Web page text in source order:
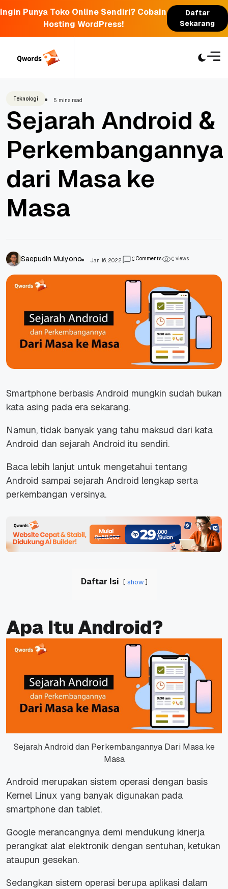
Ingin Punya Toko Online Sendiri? Cobain
Hosting WordPress!
Daftar
Sekarang
Teknologi 5 mins read
Sejarah Android &
Perkembangannya
dari Masa ke
Masa
Saepudin Mulyono Jan 16, 2022 0Comments 0views
Smartphone berbasis Android mungkin sudah bukan
kata asing pada era sekarang.
Namun, tidak banyak yang tahu maksud dari kata
Android dan sejarah Android itu sendiri.
Baca lebih lanjut untuk mengetahui tentang
Android sampai sejarah Android lengkap serta
perkembangan versinya.
Daftar Isi show
Apa Itu Android?
Sejarah Android dan Perkembangannya Dari Masa ke
Masa
Android merupakan sistem operasi dengan basis
Kernel Linux yang banyak digunakan pada
smartphone dan tablet.
Google merancangnya demi mendukung kinerja
perangkat alat elektronik dengan sentuhan, ketukan
ataupun gesekan.
Sedangkan sistem operasi berupa aplikasi dalam